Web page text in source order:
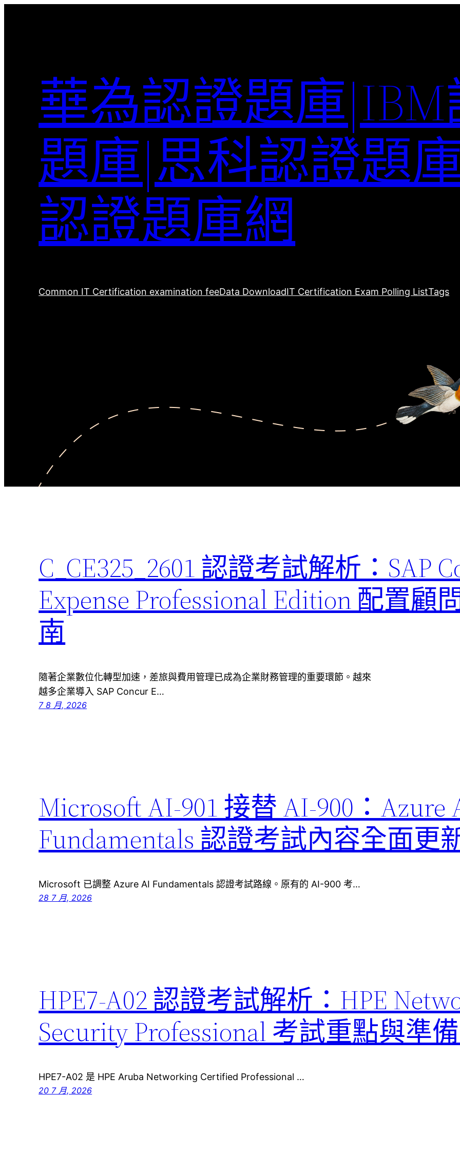
華為認證題庫
題庫|思科認證題
認證題庫網
Common IT Certification examination feeData DownloadIT Certification Exam Polling ListTags
C_CE325_2601 認證考試解析：SAP
Expense Professional Edition 配置顧
南
隨著企業數位化轉型加速，差旅與費用管理已成為企業財務管理的重要環節。越來
越多企業導入 SAP Concur E…
7 8 月, 2026
Microsoft AI-901 接替 AI-900：Azure
Fundamentals 認證考試內容全面更
Microsoft 已調整 Azure AI Fundamentals 認證考試路線。原有的 AI-900 考…
28 7 月, 2026
HPE7-A02 認證考試解析：HPE
Security Professional 考試重點與準
HPE7-A02 是 HPE Aruba Networking Certified Professional …
20 7 月, 2026